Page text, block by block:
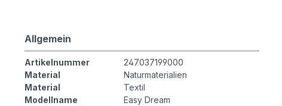
Allgemein
Artikelnummer
247037199000
Material
Naturmaterialien
Material
Textil
Modellname
Easy Dream